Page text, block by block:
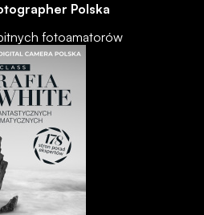
Polska
fotoamatorów